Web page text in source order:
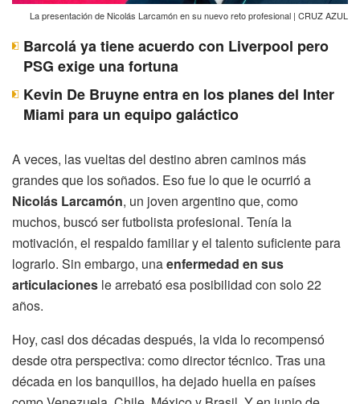
La presentación de Nicolás Larcamón en su nuevo reto profesional | CRUZ AZUL
Barcolá ya tiene acuerdo con Liverpool pero
PSG exige una fortuna
Kevin De Bruyne entra en los planes del Inter
Miami para un equipo galáctico
A veces, las vueltas del destino abren caminos más
grandes que los soñados. Eso fue lo que le ocurrió a
Nicolás Larcamón, un joven argentino que, como
muchos, buscó ser futbolista profesional. Tenía la
motivación, el respaldo familiar y el talento suficiente para
lograrlo. Sin embargo, unaenfermedad en sus
articulaciones le arrebató esa posibilidad con solo 22
años.
Hoy, casi dos décadas después, la vida lo recompensó
desde otra perspectiva: como director técnico. Tras una
década en los banquillos, ha dejado huella en países